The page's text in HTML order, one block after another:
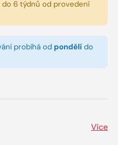
6 týdnů od provedení
probíhá od pondělí do
Více